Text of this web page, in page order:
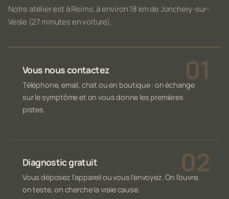
Notre atelier est à Reims, à environ 18 km de Jonchery-sur-
Vesle (27 minutes en voiture).
Vous nous contactez
Téléphone, email, chat ou en boutique : on échange
sur le symptôme et on vous donne les premières
pistes.
Diagnostic gratuit
Vous déposez l'appareil ou vous l'envoyez. On l'ouvre,
on teste, on cherche la vraie cause.